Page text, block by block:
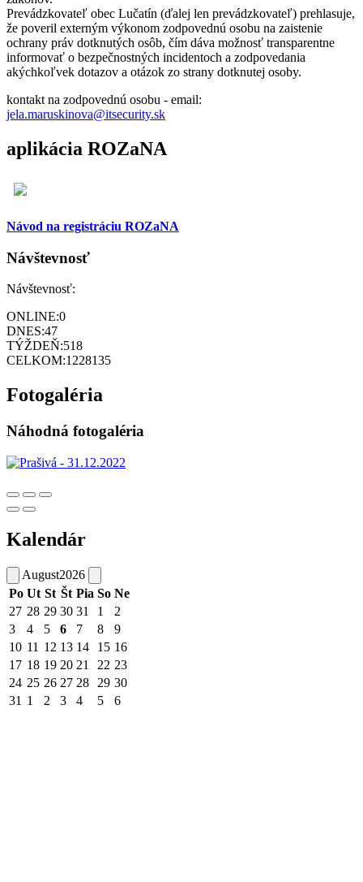
Prevádzkovateľ obec Lučatín (ďalej len prevádzkovateľ) prehlasuje,
že poveril externým výkonom zodpovednú osobu na zaistenie
ochrany práv dotknutých osôb, čím dáva možnosť transparentne
informovať o bezpečnostných incidentoch a zodpovedania
akýchkoľvek dotazov a otázok zo strany dotknutej osoby.
kontakt na zodpovednú osobu - email:
jela.maruskinova@itsecurity.sk
aplikácia ROZaNA
Návod na registráciu ROZaNA
Návštevnosť
Návštevnosť:
ONLINE:0
DNES:47
TÝŽDEŇ:518
CELKOM:1228135
Fotogaléria
Náhodná fotogaléria
Kalendár
August2026
Po Ut St Št Pia So Ne
27 28 29 30 31 1
2
3
4 5 6 7 8
9
10 11 12 13 14 15 16
17 18 19 20 21 22 23
24 25 26 27 28 29 30
31 1 2 3 4 5 6